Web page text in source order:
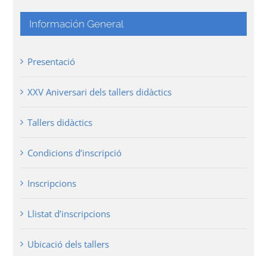
Información General
Presentació
XXV Aniversari dels tallers didàctics
Tallers didàctics
Condicions d’inscripció
Inscripcions
Llistat d’inscripcions
Ubicació dels tallers